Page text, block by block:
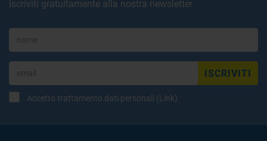
Iscriviti gratuitamente alla nostra newsletter
ISCRIVITI
Accetto trattamento dati personali (Link)